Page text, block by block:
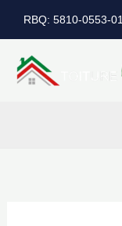
au
contenu
RBQ: 5810-0553-01